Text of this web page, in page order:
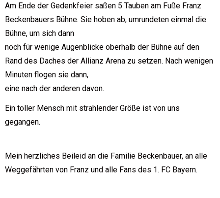
Am Ende der Gedenkfeier saßen 5 Tauben am Fuße Franz
Beckenbauers Bühne. Sie hoben ab, umrundeten einmal die
Bühne, um sich dann
noch für wenige Augenblicke oberhalb der Bühne auf den
Rand des Daches der Allianz Arena zu setzen. Nach wenigen
Minuten flogen sie dann,
eine nach der anderen davon.
Ein toller Mensch mit strahlender Größe ist von uns
gegangen.
Mein herzliches Beileid an die Familie Beckenbauer, an alle
Weggefährten von Franz und alle Fans des 1. FC Bayern.